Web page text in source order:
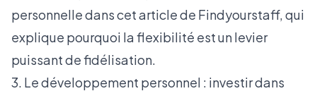
personnelle dans cet article de Findyourstaff, qui
explique pourquoi la flexibilité est un levier
puissant de fidélisation.
3. Le développement personnel : investir dans